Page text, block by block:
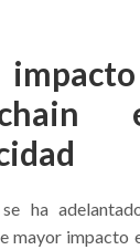
ha
mayor impacto